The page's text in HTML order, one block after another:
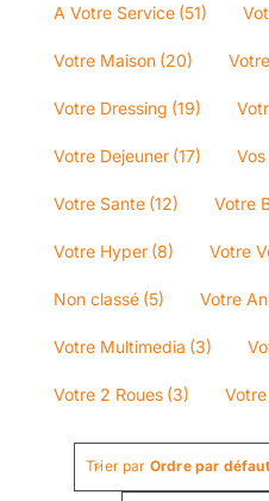
A Votre Service (51)
Votre Maison (20)
Votre Dressing (19)
Votre Dejeuner (17)
Votre Sante (12) Votre
Votre Hyper (8) Votre
Non classé (5) Votre
Votre Multimedia (3)
Votre 2 Roues (3)
Trier par Ordre par défaut